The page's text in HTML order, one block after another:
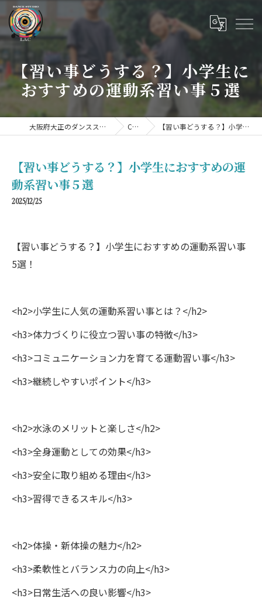
【習い事どうする？】小学生に
おすすめの運動系習い事５選
大阪府大正のダンススクールならDANCE STUDIO LAC COLUMN 【習い事どうする？】小学生におすすめの運動系習い事５選
【習い事どうする？】小学生におすすめの運
動系習い事５選
2025/12/25
【習い事どうする？】小学生におすすめの運動系習い事
5選！
<h2>小学生に人気の運動系習い事とは？</h2>
<h3>体力づくりに役立つ習い事の特徴</h3>
<h3>コミュニケーション力を育てる運動習い事</h3>
<h3>継続しやすいポイント</h3>
<h2>水泳のメリットと楽しさ</h2>
<h3>全身運動としての効果</h3>
<h3>安全に取り組める理由</h3>
<h3>習得できるスキル</h3>
<h2>体操・新体操の魅力</h2>
<h3>柔軟性とバランス力の向上</h3>
<h3>日常生活への良い影響</h3>